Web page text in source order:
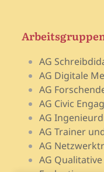
AG
AG Digitale
AG
AG Civic
AG
AG Trainer
AG
AG